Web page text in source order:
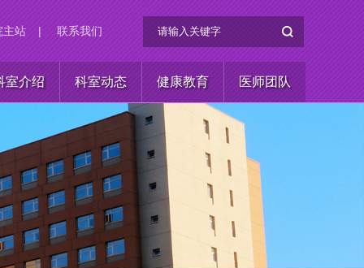
主站 | 联系我们
室介绍 科室动态 健康教育 医师团队